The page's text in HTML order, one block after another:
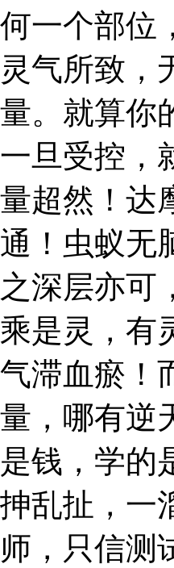
何一个部位
灵气所致，
量。就算你
一旦受控，
量超然！达
通！虫蚁无
之深层亦可
乘是灵，有
气滞血瘀！
量，哪有逆
是钱，学的
抻乱扯，一
师，只信测